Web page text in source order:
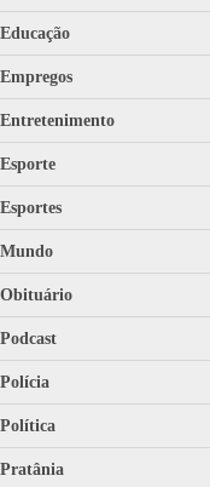
Educação
Empregos
Entretenimento
Esporte
Esportes
Mundo
Obituário
Podcast
Polícia
Política
Pratânia